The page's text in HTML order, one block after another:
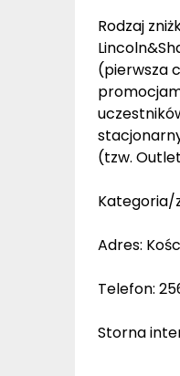
Rodzaj
(pierwsza
(tzw.
Kategoria/
Adres:
Telefon:
Storna